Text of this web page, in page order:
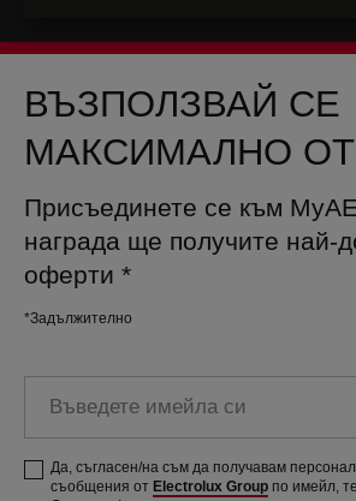
ВЪЗПОЛЗВАЙ СЕ
МАКСИМАЛНО ОТ
Присъединете се към
награда ще получите най-
оферти *
*Задължително
имейла
си
Да, съгласен/на съм да получавам
съобщения от Electrolux Group по имейл,